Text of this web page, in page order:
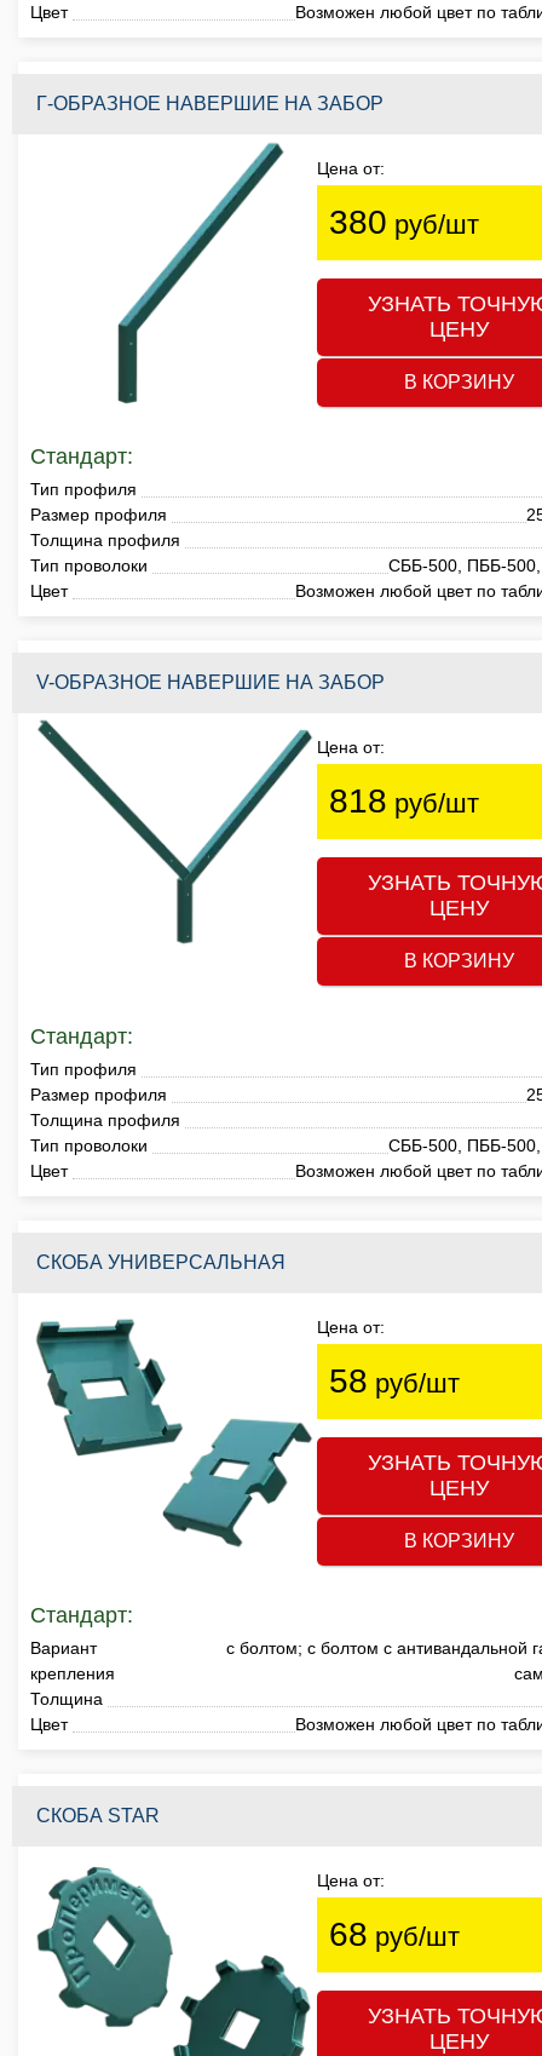
Цвет
Возможен любой цвет по
Г-ОБРАЗНОЕ НАВЕРШИЕ НА ЗАБОР
Цена от:
380 руб/шт
УЗНАТЬ
ЦЕНУ
В КОРЗИНУ
Стандарт:
Тип профиля
Размер профиля
Толщина профиля
Тип проволоки
СББ-500, ПББ-500,
Цвет
Возможен любой цвет по
V-ОБРАЗНОЕ НАВЕРШИЕ НА ЗАБОР
Цена от:
818 руб/шт
УЗНАТЬ
ЦЕНУ
В КОРЗИНУ
Стандарт:
Тип профиля
Размер профиля
Толщина профиля
Тип проволоки
СББ-500, ПББ-500,
Цвет
Возможен любой цвет по
СКОБА УНИВЕРСАЛЬНАЯ
Цена от:
58 руб/шт
УЗНАТЬ
ЦЕНУ
В КОРЗИНУ
Стандарт:
Вариант
крепления
с болтом; с болтом с антивандальной
Толщина
Цвет
Возможен любой цвет по
СКОБА STAR
Цена от:
68 руб/шт
УЗНАТЬ
ЦЕНУ